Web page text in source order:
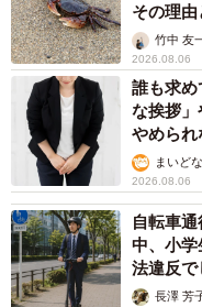
その理
竹中 友
2026.08.06
誰も求め
な挨拶
やめられ
まいど
2026.08.06
自転車
中、小
法違反で
説】長澤 芳